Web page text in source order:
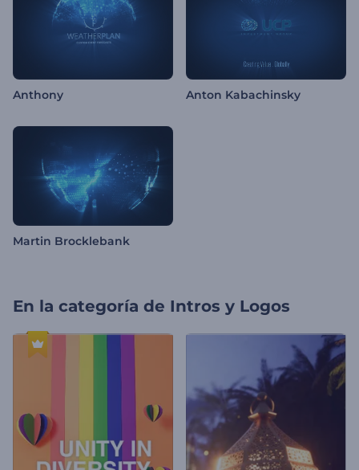
Anthony Anton Kabachinsky
Martin Brocklebank
En la categoría de Intros y Logos